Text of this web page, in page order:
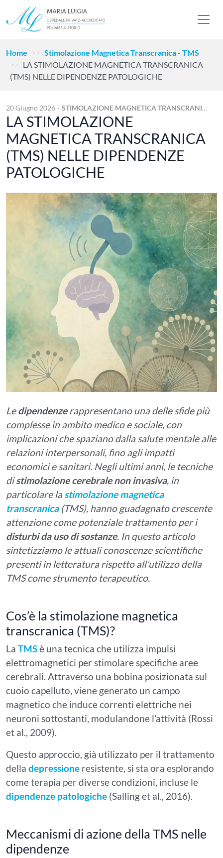
Home
Stimolazione Magnetica Transcranica - TMS
LA STIMOLAZIONE MAGNETICA TRANSCRANICA
(TMS) NELLE DIPENDENZE PATOLOGICHE
20 Giugno 2026 - STIMOLAZIONE MAGNETICA TRANSCRANICA - TMS
LA STIMOLAZIONE
MAGNETICA TRANSCRANICA
(TMS) NELLE DIPENDENZE
PATOLOGICHE
Ledipendenzerappresentano una delle sfide più
complesse in ambito medico e sociale, con
implicazioni che spaziano dalla salute mentale alle
relazioni interpersonali, fino agli impatti
economici e sanitari. Negli ultimi anni, le tecniche
distimolazione cerebrale non invasiva, in
particolare lastimolazione magnetica
transcranica (TMS), hanno guadagnato crescente
attenzione come potenziale trattamento per i
disturbi da uso di sostanze. In questo articolo
sintetizziamo le attuali conoscenze scientifiche
presenti in letteratura rispetto all’utilizzo della
TMS come strumento terapeutico.
Cos’è la stimolazione magnetica
transcranica (TMS)?
La TMSè una tecnica che utilizza impulsi
elettromagnetici per stimolare specifiche aree
cerebrali. Attraverso una bobina posizionata sul
cuoio capelluto, viene generato un campo
magnetico che induce correnti elettriche nei
neuroni sottostanti, modulandone l’attività (Rossi
et al., 2009).
Questo approccio, già utilizzato per il trattamento
della depressione resistente, si sta ora esplorando
come terapia per diverse condizioni, incluse le
dipendenze patologiche (Salling et al., 2016).
Meccanismi di azione della TMS nelle
dipendenze